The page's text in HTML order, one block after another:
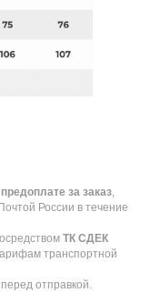
за заказ,
России в течение
ТК СДЕК
транспортной
отправкой.